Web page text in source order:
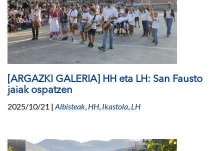
[ARGAZKI GALERIA] HH eta LH: San Fausto
jaiak ospatzen
2025/10/21 | Albisteak, HH, Ikastola, LH